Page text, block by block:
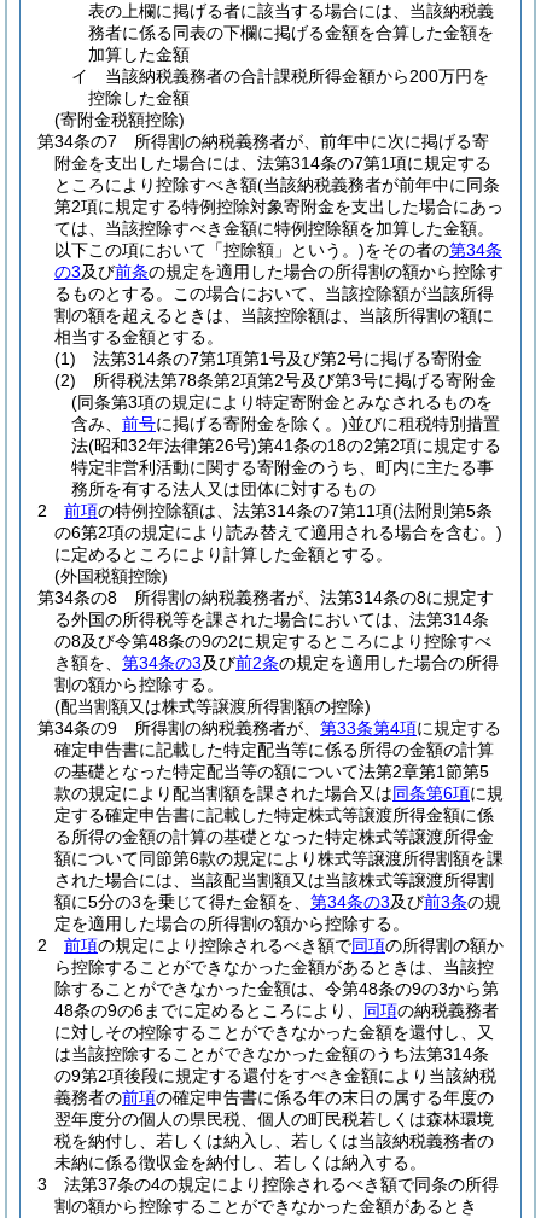
表の上欄に掲げる者に該当する場合には、当該納税義
務者に係る同表の下欄に掲げる金額を合算した金額を
加算した金額
イ
当該納税義務者の合計課税所得金額から200万円を
控除した金額
(寄附金税額控除)
第34条の7
所得割の納税義務者が、前年中に次に掲げる寄
附金を支出した場合には、法第314条の7第1項に規定する
ところにより控除すべき額(当該納税義務者が前年中に同条
第2項に規定する特例控除対象寄附金を支出した場合にあっ
ては、当該控除すべき金額に特例控除額を加算した金額。
以下この項において「控除額」という。)をその者の第34条
の3及び前条の規定を適用した場合の所得割の額から控除す
るものとする。
この場合において、当該控除額が当該所得
割の額を超えるときは、当該控除額は、当該所得割の額に
相当する金額とする。
(1)
法第314条の7第1項第1号及び第2号に掲げる寄附金
(2)
所得税法第78条第2項第2号及び第3号に掲げる寄附金
(同条第3項の規定により特定寄附金とみなされるものを
含み、 前号に掲げる寄附金を除く。)並びに租税特別措置
法(昭和32年法律第26号)第41条の18の2第2項に規定する
特定非営利活動に関する寄附金のうち、町内に主たる事
務所を有する法人又は団体に対するもの
2
前項の特例控除額は、法第314条の7第11項(法附則第5条
の6第2項の規定により読み替えて適用される場合を含む。)
に定めるところにより計算した金額とする。
(外国税額控除)
第34条の8
所得割の納税義務者が、法第314条の8に規定す
る外国の所得税等を課された場合においては、法第314条
の8及び令第48条の9の2に規定するところにより控除すべ
き額を、 第34条の3及び前2条の規定を適用した場合の所得
割の額から控除する。
(配当割額又は株式等譲渡所得割額の控除)
第34条の9
所得割の納税義務者が、 第33条第4項に規定する
確定申告書に記載した特定配当等に係る所得の金額の計算
の基礎となった特定配当等の額について法第2章第1節第5
款の規定により配当割額を課された場合又は同条第6項に規
定する確定申告書に記載した特定株式等譲渡所得金額に係
る所得の金額の計算の基礎となった特定株式等譲渡所得金
額について同節第6款の規定により株式等譲渡所得割額を課
された場合には、当該配当割額又は当該株式等譲渡所得割
額に5分の3を乗じて得た金額を、 第34条の3及び前3条の規
定を適用した場合の所得割の額から控除する。
2
前項の規定により控除されるべき額で同項の所得割の額か
ら控除することができなかった金額があるときは、当該控
除することができなかった金額は、令第48条の9の3から第
48条の9の6までに定めるところにより、 同項の納税義務者
に対しその控除することができなかった金額を還付し、又
は当該控除することができなかった金額のうち法第314条
の9第2項後段に規定する還付をすべき金額により当該納税
義務者の前項の確定申告書に係る年の末日の属する年度の
翌年度分の個人の県民税、個人の町民税若しくは森林環境
税を納付し、若しくは納入し、若しくは当該納税義務者の
未納に係る徴収金を納付し、若しくは納入する。
3
法第37条の4の規定により控除されるべき額で同条の所得
割の額から控除することができなかった金額があるとき